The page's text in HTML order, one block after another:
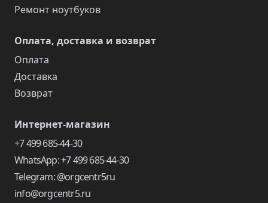
Ремонт ноутбуков
Оплата, доставка и возврат
Оплата
Доставка
Возврат
Интернет-магазин
+7 499 685-44-30
WhatsApp: +7 499 685-44-30
Telegram: @orgcentr5ru
info@orgcentr5.ru